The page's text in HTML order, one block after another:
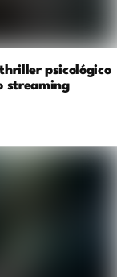
thriller psicológico
streaming